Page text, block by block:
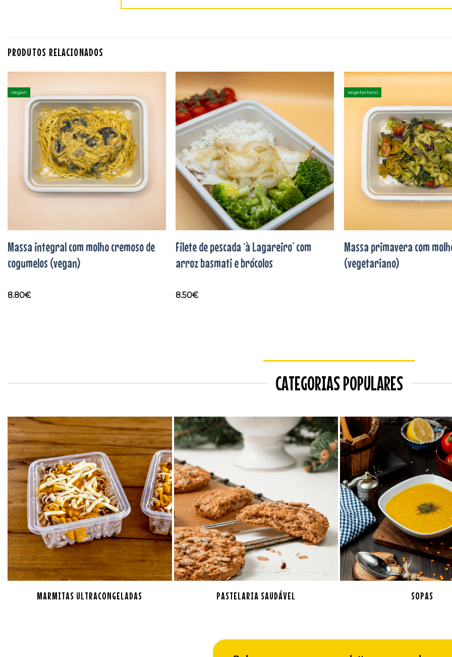
PRODUTOS RELACIONADOS
vegan
Adicionar
aos
favoritos
Massa integral com molho cremoso de
cogumelos (vegan)
8.80€
Filete de pescada ‘à Lagareiro’ com
arroz basmati e brócolos
8.50€
vegetariano
Massa primavera com
(vegetariano)
CATEGORIAS POPULARES
MARMITAS ULTRACONGELADAS PASTELARIA SAUDÁVEL SOPAS